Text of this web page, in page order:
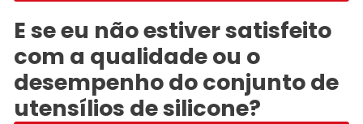
E se eu não estiver satisfeito
com a qualidade ou o
desempenho do conjunto de
utensílios de silicone?